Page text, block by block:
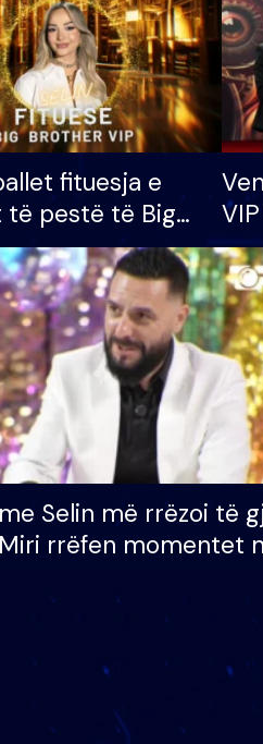
fituesja e
të pestë të Big
rrëmben
madh prej 100
Selin më rrëzoi të
rrëfen momentet
zilja e mëngjesit kur…